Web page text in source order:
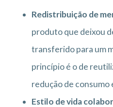
Redistribuição de
produto que deixou
transferido para um
princípio é o de
redução de
Estilo de vida